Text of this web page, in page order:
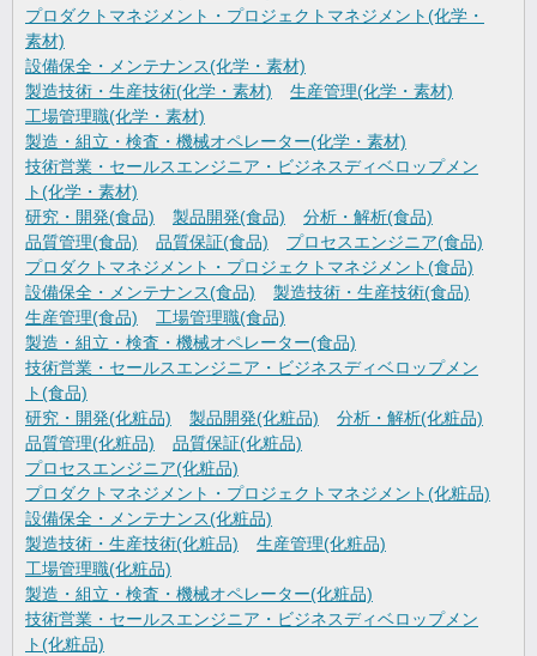
プロダクトマネジメント・プロジェクトマネジメント(化学・
素材)
設備保全・メンテナンス(化学・素材)
製造技術・生産技術(化学・素材)
生産管理(化学・素材)
工場管理職(化学・素材)
製造・組立・検査・機械オペレーター(化学・素材)
技術営業・セールスエンジニア・ビジネスディベロップメン
ト(化学・素材)
研究・開発(食品)
製品開発(食品)
分析・解析(食品)
品質管理(食品)
品質保証(食品)
プロセスエンジニア(食品)
プロダクトマネジメント・プロジェクトマネジメント(食品)
設備保全・メンテナンス(食品)
製造技術・生産技術(食品)
生産管理(食品)
工場管理職(食品)
製造・組立・検査・機械オペレーター(食品)
技術営業・セールスエンジニア・ビジネスディベロップメン
ト(食品)
研究・開発(化粧品)
製品開発(化粧品)
分析・解析(化粧品)
品質管理(化粧品)
品質保証(化粧品)
プロセスエンジニア(化粧品)
プロダクトマネジメント・プロジェクトマネジメント(化粧品)
設備保全・メンテナンス(化粧品)
製造技術・生産技術(化粧品)
生産管理(化粧品)
工場管理職(化粧品)
製造・組立・検査・機械オペレーター(化粧品)
技術営業・セールスエンジニア・ビジネスディベロップメン
ト(化粧品)